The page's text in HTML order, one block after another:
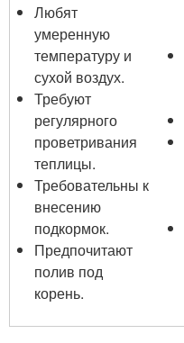
Любят
умеренную
температуру и
сухой воздух.
Требуют
регулярного
проветривания
теплицы.
Требовательны к
внесению
подкормок.
Предпочитают
полив под
корень.